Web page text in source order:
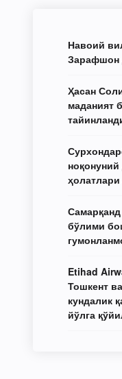
Навоий
Зарафшон
Ҳасан
маданият
бўлими
Etihad
Тошкент
кундалик
йўлга